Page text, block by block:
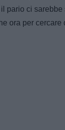
pario ci
ora per cercare